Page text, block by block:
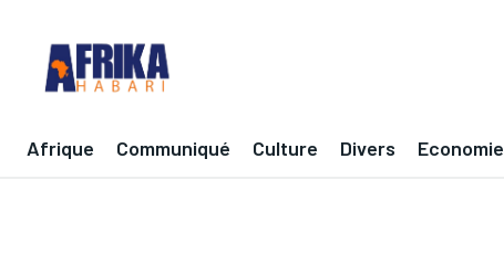
Afrique Communiqué Culture Divers Economie